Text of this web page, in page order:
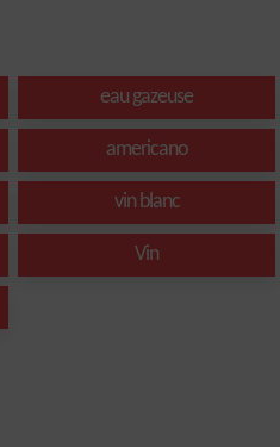
eau gazeuse
americano
vin blanc
Vin